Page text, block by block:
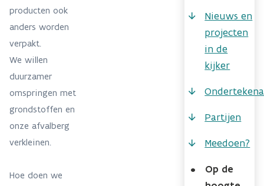
producten ook
anders worden
verpakt.
We willen
duurzamer
omspringen met
grondstoffen en
onze afvalberg
verkleinen.
Hoe doen we
Nieuws en
projecten
in de
kijker
Partijen
Meedoen?
•
Op de